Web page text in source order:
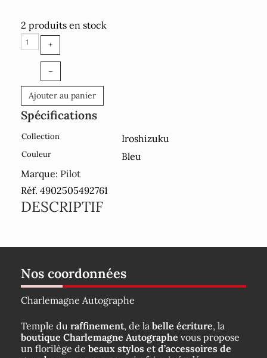
2 produits en stock
+
–
Ajouter au panier
Spécifications
Collection Iroshizuku
Couleur
Bleu
Marque: Pilot
Réf. 4902505492761
DESCRIPTIF
Nos coordonnées
Charlemagne Autographe
Temple du raffinement, de la belle écriture, la
boutique Charlemagne Autographe vous propose
un florilège de beaux stylos et d’accessoires de